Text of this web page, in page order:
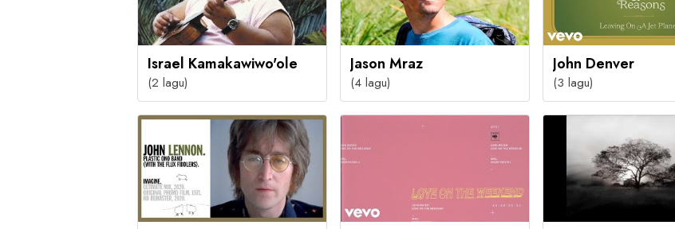
Israel Kamakawiwo'ole
(2 lagu)
Jason Mraz
(4 lagu)
John Denver
(3 lagu)